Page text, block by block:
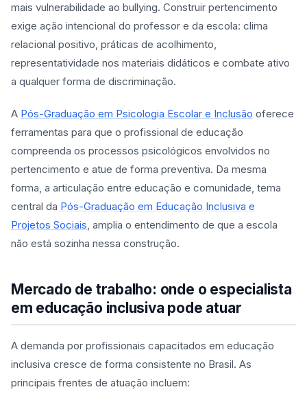
mais vulnerabilidade ao bullying. Construir pertencimento
exige ação intencional do professor e da escola: clima
relacional positivo, práticas de acolhimento,
representatividade nos materiais didáticos e combate ativo
a qualquer forma de discriminação.
A Pós-Graduação em Psicologia Escolar e Inclusão oferece
ferramentas para que o profissional de educação
compreenda os processos psicológicos envolvidos no
pertencimento e atue de forma preventiva. Da mesma
forma, a articulação entre educação e comunidade, tema
central da Pós-Graduação em Educação Inclusiva e
Projetos Sociais, amplia o entendimento de que a escola
não está sozinha nessa construção.
Mercado de trabalho: onde o especialista
em educação inclusiva pode atuar
A demanda por profissionais capacitados em educação
inclusiva cresce de forma consistente no Brasil. As
principais frentes de atuação incluem: